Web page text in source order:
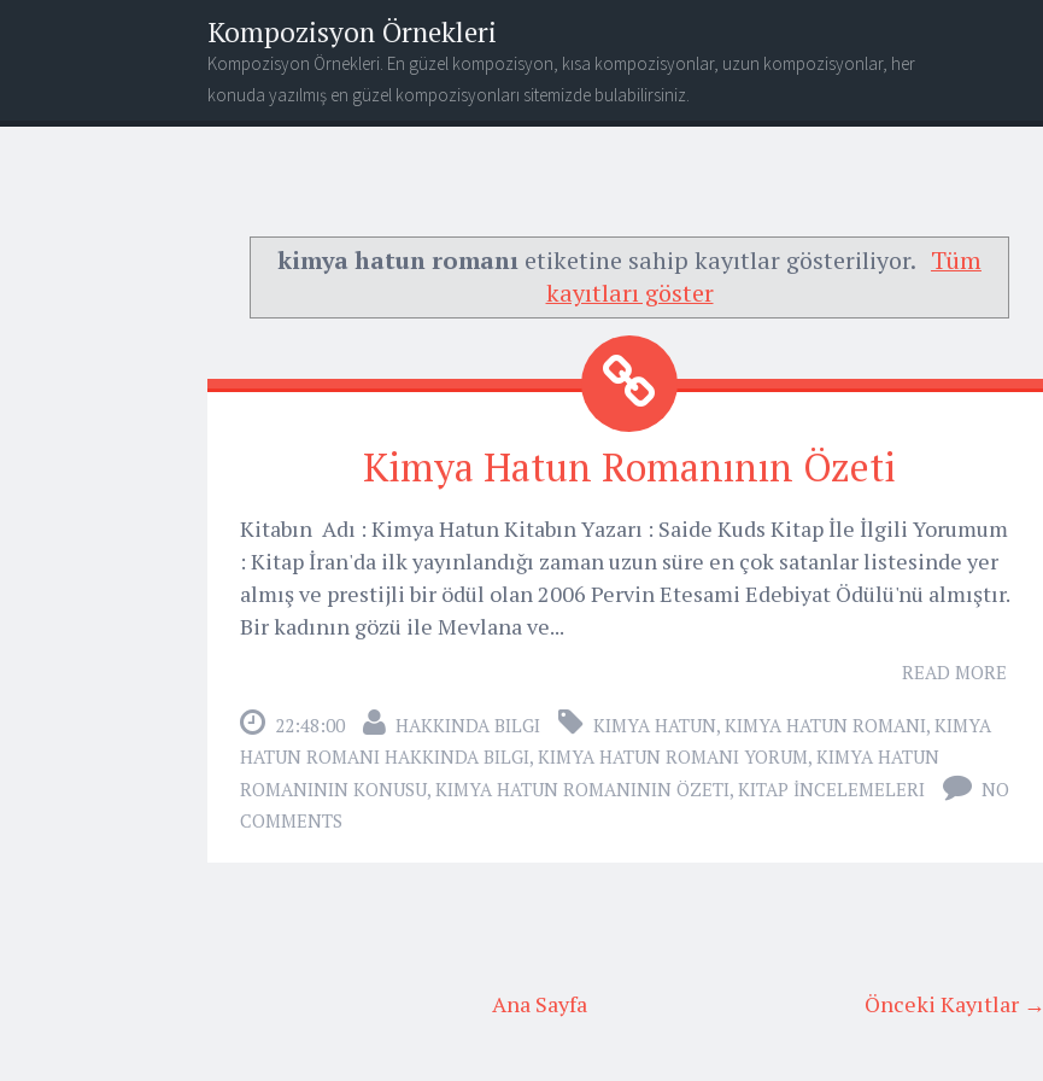
Kompozisyon Örnekleri
Kompozisyon Örnekleri. En güzel kompozisyon, kısa kompozisyonlar, uzun kompozisyonlar, her
konuda yazılmış en güzel kompozisyonları sitemizde bulabilirsiniz.
kimya hatun romanı etiketine sahip kayıtlar gösteriliyor. Tüm
kayıtları göster
Kimya Hatun Romanının Özeti
Kitabın Adı : Kimya Hatun Kitabın Yazarı : Saide Kuds Kitap İle İlgili Yorumum
: Kitap İran'da ilk yayınlandığı zaman uzun süre en çok satanlar listesinde yer
almış ve prestijli bir ödül olan 2006 Pervin Etesami Edebiyat Ödülü'nü almıştır.
Bir kadının gözü ile Mevlana ve...
READ MORE
22:48:00 HAKKINDA BILGI KIMYA HATUN, KIMYA HATUN ROMANI, KIMYA
HATUN ROMANI HAKKINDA BILGI, KIMYA HATUN ROMANI YORUM, KIMYA HATUN
ROMANININ KONUSU, KIMYA HATUN ROMANININ ÖZETI, KITAP İNCELEMELERI
NO
COMMENTS
Önceki Kayıtlar →
Ana Sayfa